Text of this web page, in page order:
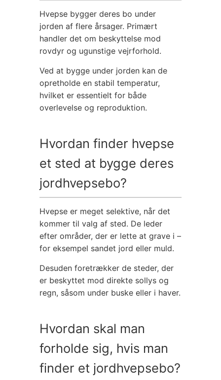
Hvepse bygger deres bo under
jorden af flere årsager. Primært
handler det om beskyttelse mod
rovdyr og ugunstige vejrforhold.
Ved at bygge under jorden kan de
opretholde en stabil temperatur,
hvilket er essentielt for både
overlevelse og reproduktion.
Hvordan finder hvepse
et sted at bygge deres
jordhvepsebo?
Hvepse er meget selektive, når det
kommer til valg af sted. De leder
efter områder, der er lette at grave i –
for eksempel sandet jord eller muld.
Desuden foretrækker de steder, der
er beskyttet mod direkte sollys og
regn, såsom under buske eller i haver.
Hvordan skal man
forholde sig, hvis man
finder et jordhvepsebo?